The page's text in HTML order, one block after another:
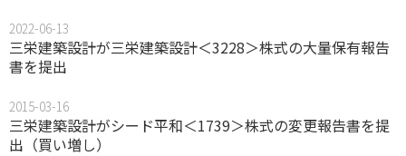
2022-06-13
三栄建築設計が三栄建築設計＜3228＞株式の大量保有報告
書を提出
2015-03-16
三栄建築設計がシード平和＜1739＞株式の変更報告書を提
出（買い増し）